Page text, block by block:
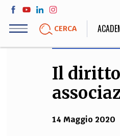
Salta
contenuto
CERCA
LIFE STYLE
Sport, Cucina, Viaggi,
Il diritto
14 Maggio 2020